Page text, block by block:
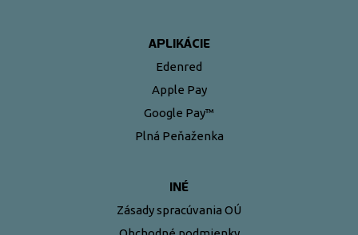
APLIKÁCIE
Edenred
Apple Pay
Google Pay™
Plná Peňaženka
INÉ
Zásady spracúvania OÚ